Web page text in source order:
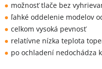
možnosť tlače bez
ľahké oddelenie modelov
celkom vysoká pevnosť
relatívne nízka teplota
po ochladení nedochádza